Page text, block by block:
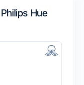
Hue